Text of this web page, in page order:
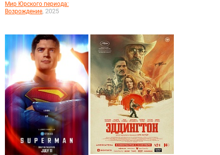
Мир Юрского периода:
Возрождение, 2025